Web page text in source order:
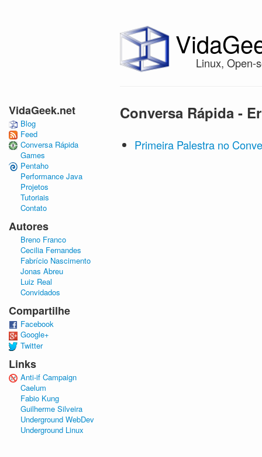
Linux, Open-
Conversa Rápida -
Primeira Palestra no
VidaGeek.net
Blog
Feed
Conversa Rápida
Games
Pentaho
Performance Java
Projetos
Tutoriais
Contato
Autores
Breno Franco
Cecilia Fernandes
Fabrício Nascimento
Jonas Abreu
Luiz Real
Convidados
Compartilhe
Facebook
Google+
Twitter
Links
Anti-if Campaign
Caelum
Fabio Kung
Guilherme Silveira
Underground WebDev
Underground Linux